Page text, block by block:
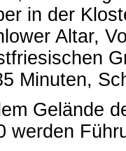
in der
Altar,
Minuten,
Gelände
werden